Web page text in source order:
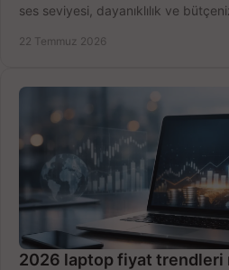
ses seviyesi, dayanıklılık ve
22 Temmuz 2026
2026 laptop fiyat trendleri